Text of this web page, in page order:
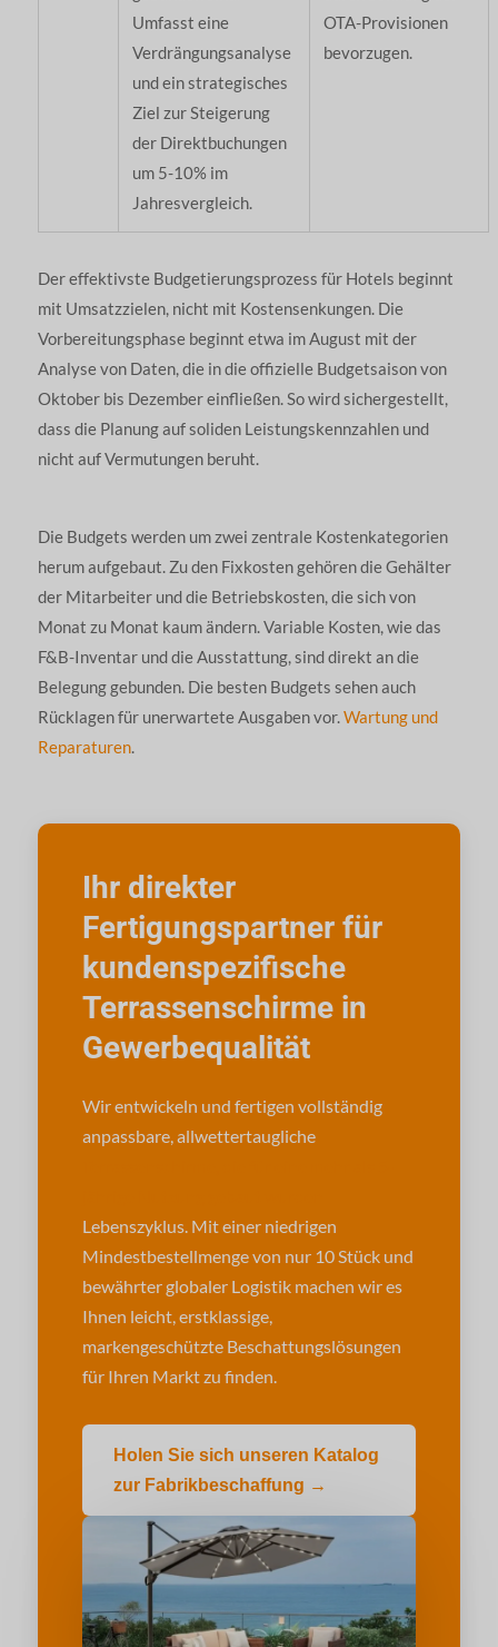
Umfasst eine
Verdrängungsanalyse
und ein strategisches
Ziel zur Steigerung
der Direktbuchungen
um 5-10% im
Jahresvergleich.
OTA-Provisionen
bevorzugen.
Der effektivste Budgetierungsprozess für Hotels beginnt
mit Umsatzzielen, nicht mit Kostensenkungen. Die
Vorbereitungsphase beginnt etwa im August mit der
Analyse von Daten, die in die offizielle Budgetsaison von
Oktober bis Dezember einfließen. So wird sichergestellt,
dass die Planung auf soliden Leistungskennzahlen und
nicht auf Vermutungen beruht.
Die Budgets werden um zwei zentrale Kostenkategorien
herum aufgebaut. Zu den Fixkosten gehören die Gehälter
der Mitarbeiter und die Betriebskosten, die sich von
Monat zu Monat kaum ändern. Variable Kosten, wie das
F&B-Inventar und die Ausstattung, sind direkt an die
Belegung gebunden. Die besten Budgets sehen auch
Rücklagen für unerwartete Ausgaben vor.Wartung und
Reparaturen.
Ihr direkter
Fertigungspartner für
kundenspezifische
Terrassenschirme in
Gewerbequalität
Wir entwickeln und fertigen vollständig
anpassbare, allwettertaugliche
Lebenszyklus. Mit einer niedrigen
Mindestbestellmenge von nur 10 Stück und
bewährter globaler Logistik machen wir es
Ihnen leicht, erstklassige,
markengeschützte Beschattungslösungen
für Ihren Markt zu finden.
Holen Sie sich unseren Katalog
zur Fabrikbeschaffung →